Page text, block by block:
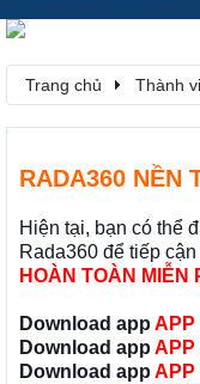
Trang chủ Thành
RADA360 NỀN
Hiện tại, bạn có thể
Rada360 để tiếp
HOÀN TOÀN MIỄN
Download app APP
Download app APP
Download app APP